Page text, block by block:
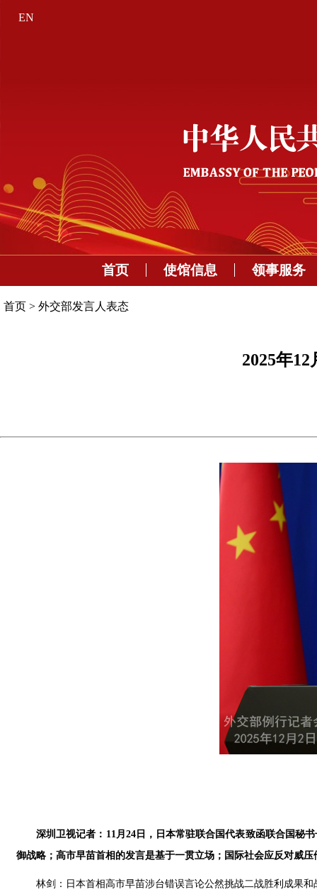
EN
首页 使馆信息 领事服务
首页 > 外交部发言人表态
2025年
深圳卫视记者：11月24日，日本常驻联合国代表致函联合国秘
御战略；高市早苗首相的发言是基于一贯立场；国际社会应反对威
林剑：日本首相高市早苗涉台错误言论公然挑战二战胜利成果